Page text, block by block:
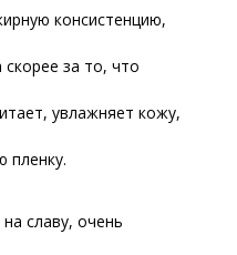
консистенцию,
за то, что
увлажняет кожу,
пленку.
славу, очень